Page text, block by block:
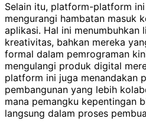
Selain itu, platform-platform
mengurangi hambatan masuk
aplikasi. Hal ini menumbuhkan
kreativitas, bahkan mereka
formal dalam pemrograman
mengulangi produk digital
platform ini juga menandakan
pembangunan yang lebih
mana pemangku kepentingan
langsung dalam proses